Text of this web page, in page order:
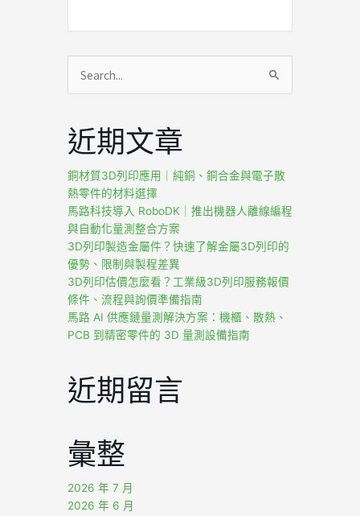
尋
鍵
字:
近期文章
銅材質3D列印應用｜純銅、銅合金與電子散
熱零件的材料選擇
馬路科技導入 RoboDK｜推出機器人離線編程
與自動化量測整合方案
3D列印製造金屬件？快速了解金屬3D列印的
優勢、限制與製程差異
3D列印估價怎麼看？工業級3D列印服務報價
條件、流程與詢價準備指南
馬路 AI 供應鏈量測解決方案：機櫃、散熱、
PCB 到精密零件的 3D 量測設備指南
近期留言
彙整
2026 年 7 月
2026 年 6 月